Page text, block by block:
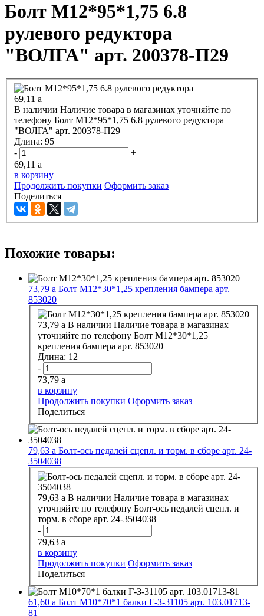
Болт М12*95*1,75 6.8
рулевого редуктора
"ВОЛГА" арт. 200378-П29
69,11 a
В наличии Наличие товара в магазинах уточняйте по
телефону Болт М12*95*1,75 6.8 рулевого редуктора
"ВОЛГА" арт. 200378-П29
Длина: 95
-
+
69,11 a
в корзину
Продолжить покупки Оформить заказ
Поделиться
Похожие товары:
73,79 a Болт М12*30*1,25 крепления бампера арт.
853020
73,79 a В наличии Наличие товара в магазинах
уточняйте по телефону Болт М12*30*1,25
крепления бампера арт. 853020
Длина: 12
-
+
73,79 a
в корзину
Продолжить покупки Оформить заказ
Поделиться
79,63 a Болт-ось педалей сцепл. и торм. в сборе арт. 24-
3504038
79,63 a В наличии Наличие товара в магазинах
уточняйте по телефону Болт-ось педалей сцепл. и
торм. в сборе арт. 24-3504038
-
+
79,63 a
в корзину
Продолжить покупки Оформить заказ
Поделиться
61,60 a Болт М10*70*1 балки Г-З-31105 арт. 103.01713-
81